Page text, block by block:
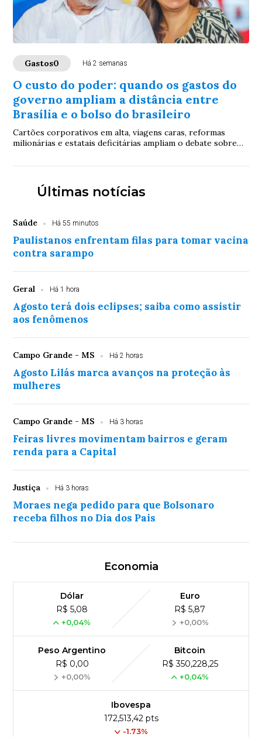
Gastos0 Há 2 semanas
O custo do poder: quando os gastos do
governo ampliam a distância entre
Brasília e o bolso do brasileiro
Cartões corporativos em alta, viagens caras, reformas
milionárias e estatais deficitárias ampliam o debate sobre
sobre o bolso do contribuinte
Últimas notícias
Saúde Há 55 minutos
Paulistanos enfrentam filas para tomar vacina
contra sarampo
Geral Há 1 hora
Agosto terá dois eclipses; saiba como assistir
aos fenômenos
Campo Grande - MS Há 2 horas
Agosto Lilás marca avanços na proteção às
mulheres
Campo Grande - MS Há 3 horas
Feiras livres movimentam bairros e geram
renda para a Capital
Justiça Há 3 horas
Moraes nega pedido para que Bolsonaro
receba filhos no Dia dos Pais
Economia
Dólar
R$ 5,08
+0,04%
Euro
R$ 5,87
+0,00%
Peso Argentino
R$ 0,00
+0,00%
Bitcoin
R$ 350,228,25
+0,04%
Ibovespa
172,513,42 pts
-1.73%